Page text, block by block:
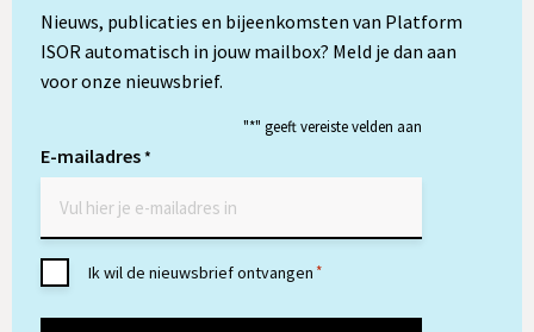
Nieuws, publicaties en bijeenkomsten van Platform
ISOR automatisch in jouw mailbox? Meld je dan aan
voor onze nieuwsbrief.
"*" geeft vereiste velden aan
E-mailadres*
Toestemming
Ik wil de nieuwsbrief ontvangen*